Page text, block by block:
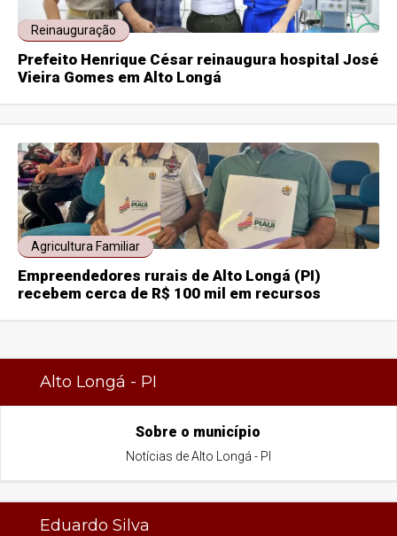
Reinauguração
Prefeito Henrique César reinaugura hospital José
Vieira Gomes em Alto Longá
Agricultura Familiar
Empreendedores rurais de Alto Longá (PI)
recebem cerca de R$ 100 mil em recursos
Alto Longá - PI
Sobre o município
Notícias de Alto Longá - PI
Eduardo Silva